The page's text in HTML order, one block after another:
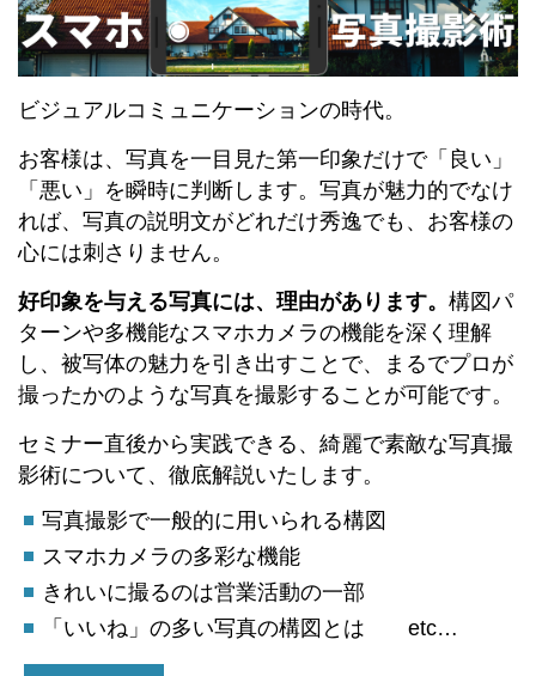
ビジュアルコミュニケーションの時代。
お客様は、写真を一目見た第一印象だけで「良い」
「悪い」を瞬時に判断します。写真が魅力的でなけ
れば、写真の説明文がどれだけ秀逸でも、お客様の
心には刺さりません。
好印象を与える写真には、理由があります。 構図パ
ターンや多機能なスマホカメラの機能を深く理解
し、被写体の魅力を引き出すことで、まるでプロが
撮ったかのような写真を撮影することが可能です。
セミナー直後から実践できる、綺麗で素敵な写真撮
影術について、徹底解説いたします。
写真撮影で一般的に用いられる構図
スマホカメラの多彩な機能
きれいに撮るのは営業活動の一部
「いいね」の多い写真の構図とは etc…